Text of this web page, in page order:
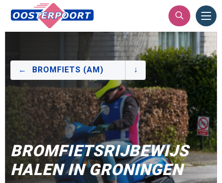
BROMFIETS (AM)
BROMFIETSRIJBEWIJS
HALEN IN GRONINGEN